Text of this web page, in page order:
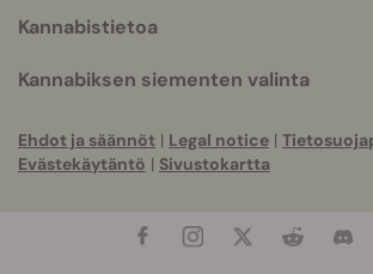
Kannabistietoa
Kannabiksen siementen valinta
Ehdot ja säännöt | Legal notice |
Evästekäytäntö | Sivustokartta